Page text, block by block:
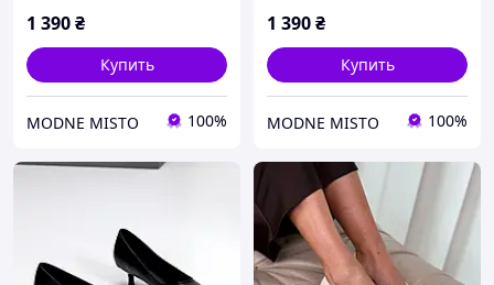
1 390₴
Купить
MODNE MISTO 100%
1 390₴
Купить
MODNE MISTO 100%